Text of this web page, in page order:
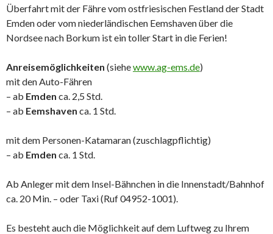
Überfahrt mit der Fähre vom ostfriesischen Festland der Stadt
Emden oder vom niederländischen Eemshaven über die
Nordsee nach Borkum ist ein toller Start in die Ferien!
Anreisemöglichkeiten (siehewww.ag-ems.de)
mit den Auto-Fähren
– ab Emden ca. 2,5 Std.
– ab Eemshaven ca. 1 Std.
mit dem Personen-Katamaran (zuschlagpflichtig)
– ab Emden ca. 1 Std.
Ab Anleger mit dem Insel-Bähnchen in die Innenstadt/Bahnhof
ca. 20 Min. – oder Taxi (Ruf 04952-1001).
Es besteht auch die Möglichkeit auf dem Luftweg zu Ihrem